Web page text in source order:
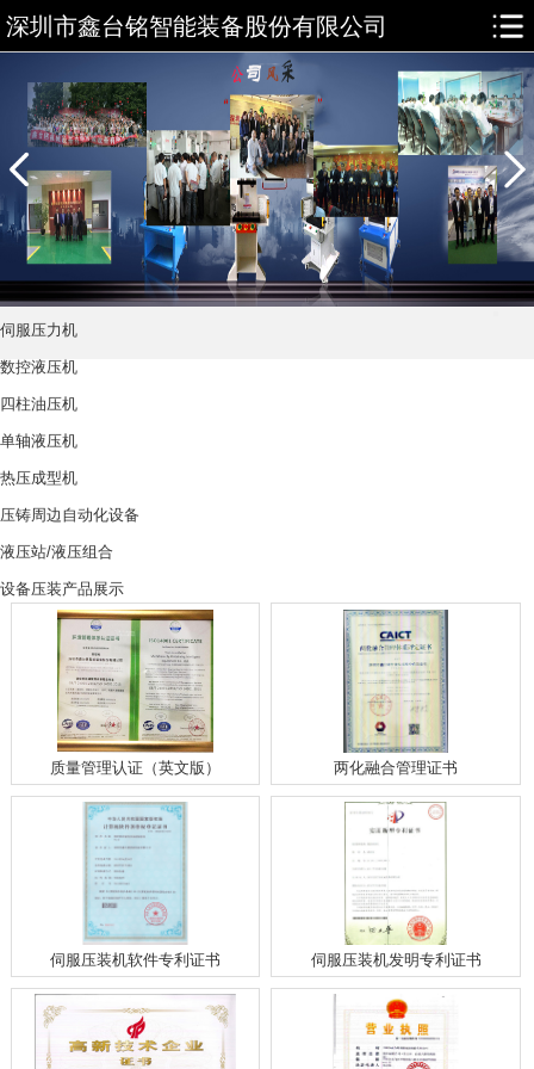
深圳市鑫台铭智能装备股份有限公司
伺服压力机
数控液压机
四柱油压机
单轴液压机
热压成型机
压铸周边自动化设备
液压站/液压组合
设备压装产品展示
质量管理认证（英文版） 两化融合管理证书
伺服压装机软件专利证书 伺服压装机发明专利证书